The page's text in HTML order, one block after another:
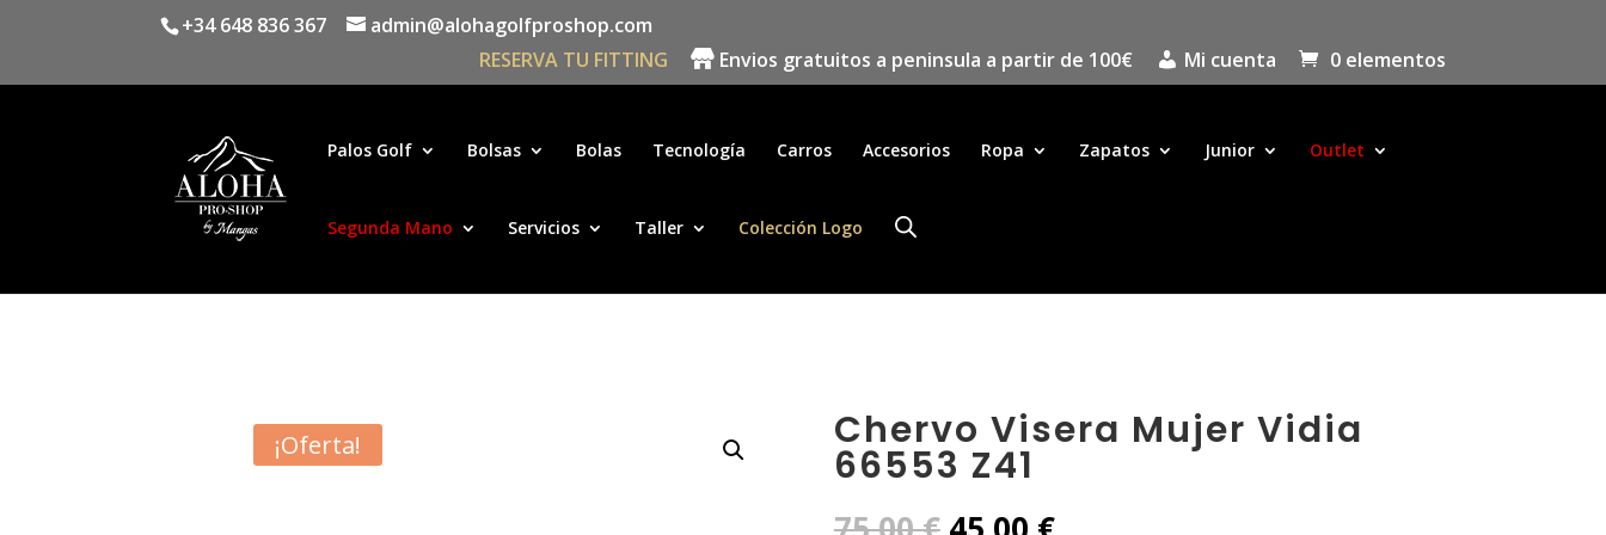
+34 648 836 367
admin@alohagolfproshop.com
RESERVA TU FITTING
Envios gratuitos a peninsula a partir de 100€ Mi cuenta 0 elementos
Palos Golf Bolsas Bolas Tecnología Carros Accesorios Ropa Zapatos Junior Outlet
Segunda Mano Servicios Taller Colección Logo
¡Oferta! Chervo Visera Mujer Vidia
66553 Z41